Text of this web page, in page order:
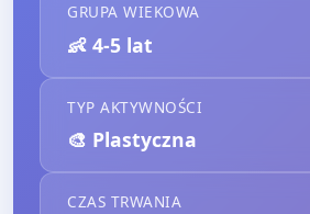
GRUPA WIEKOWA
👶 4-5 lat
TYP AKTYWNOŚCI
🎨 Plastyczna
CZAS TRWANIA